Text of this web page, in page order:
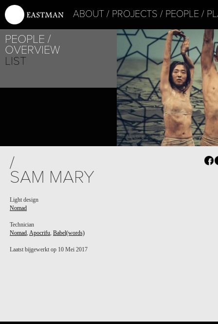
ABOUT PROJECTS PEOPLE
PEOPLE
OVERVIEW
LIST
/
SAM MARY
Light design
Nomad
Technician
Nomad, Apocrifu, Babel(words)
Laatst bijgewerkt op 10 Mei 2017